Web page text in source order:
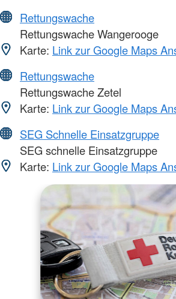
Rettungswache
Rettungswache Wangerooge
Karte: Link zur Google Maps
Rettungswache
Rettungswache Zetel
Karte: Link zur Google Maps
SEG Schnelle Einsatzgruppe
SEG schnelle Einsatzgruppe
Karte: Link zur Google Maps